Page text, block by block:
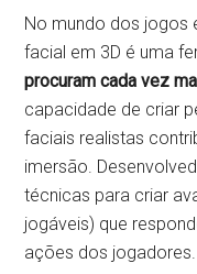
No mundo dos jogos
facial em 3D é uma
procuram cada vez
capacidade de criar
faciais realistas
imersão.
técnicas para criar
jogáveis) que
ações dos jogadores.